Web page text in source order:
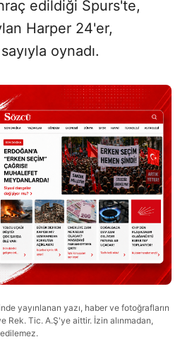
edildiği Spurs'te,
Harper 24'er,
oynadı.
yayınlanan yazı, haber ve fotoğrafların
Rek. Tic. A.Ş'ye aittir. İzin alınmadan,